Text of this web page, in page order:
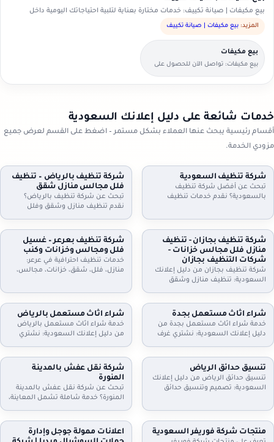
بيع مكيفات | صيانة تكييف: خدمات مختارة بعناية لتلبية احتياجاتك اليومية داخل
السعودية.
المزيد: بيع مكيفات | صيانة تكييف
بيع مكيفات
بيع مكيفات: تواصل الآن للحصول على
عرض سعر مناسب.
خدمات شائعة على دليل إعلانك السعودية
أقسام رئيسية يبحث عنها العملاء بشكل مستمر – اضغط على القسم لعرض جميع
مزودي الخدمة.
شركة تنظيف السعودية
تبحث عن أفضل شركة تنظيف
بالسعودية؟ نقدم خدمات تنظيف
تنافسية. اطلب خدمتك الآن!
شركة تنظيف بالرياض – تنظيف
فلل مجالس منازل شقق
تبحث عن شركة تنظيف بالرياض؟
نقدم تنظيف منازل وشقق وفلل
وعقود دورية للمنازل والمكاتب. اطلب
تقييمًا مجانيًا وتفاصيل السعر حسب
المساحة والخدمة.
شركة تنظيف بجازان - تنظيف
منازل فلل مجالس خزانات -
شركات التنظيف بجازان
شركة تنظيف بجازان من دليل إعلانك
السعودية: تنظيف منازل وشقق
وتعقيم الخزانات. خدمة مرنة وزيارات
دورية وعقود للمنشآت. اتصل الآن
لحجز الموعد.
شركة تنظيف بعرعر – غسيل
فلل ومجالس وخزانات وكنب
خدمات تنظيف احترافية في عرعر:
منازل، فلل، شقق، خزانات، مجالس،
شراء اثاث مستعمل بجدة
خدمة شراء اثاث مستعمل بجدة من
دليل إعلانك السعودية: نشتري غرف
وتقييم عادل، فك ونقل سريع،
واستلام فوري. تواصل الآن لتحديد
الموعد.
شراء اثاث مستعمل بالرياض
خدمة شراء اثاث مستعمل بالرياض
من دليل إعلانك السعودية: نشتري
مكاتب، ومحتويات شقق وفلل كاملة.
معاينة وتقييم عادل، فك ونقل،
واستلام سريع. تواصل الآن.
تنسيق حدائق الرياض
تنسيق حدائق الرياض من دليل إعلانك
السعودية: تصميم وتنسيق حدائق
بالتنقيط، شلالات ونوافير وصيانة
شهرية. اطلب معاينة وخطة تصميم
شركة نقل عفش بالمدينة
المنورة
تبحث عن شركة نقل عفش بالمدينة
المنورة؟ خدمة شاملة تشمل المعاينة،
للأدوار وتخزين مؤقت عند الحاجة. دليل
إعلانك السعودية يساعدك تختار
منتجات شركة فوريفر السعودية
اعلانات ممولة جوجل وإدارة